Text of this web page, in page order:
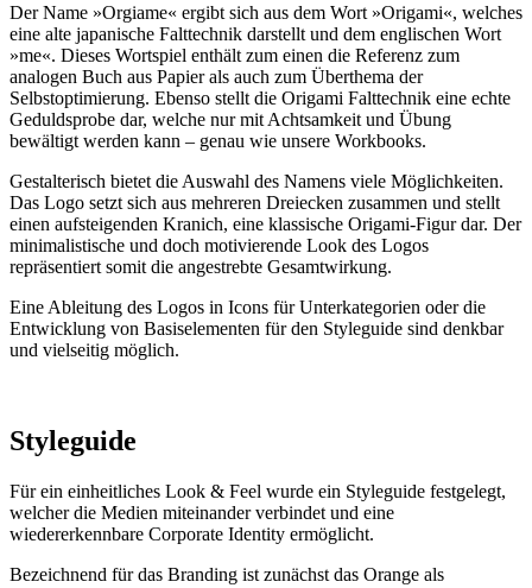
Der Name »Orgiame« ergibt sich aus dem Wort »Origami«, welches
eine alte japanische Falttechnik darstellt und dem englischen Wort
»me«. Dieses Wortspiel enthält zum einen die Referenz zum
analogen Buch aus Papier als auch zum Überthema der
Selbstoptimierung. Ebenso stellt die Origami Falttechnik eine echte
Geduldsprobe dar, welche nur mit Achtsamkeit und Übung
bewältigt werden kann – genau wie unsere Workbooks.
Gestalterisch bietet die Auswahl des Namens viele Möglichkeiten.
Das Logo setzt sich aus mehreren Dreiecken zusammen und stellt
einen aufsteigenden Kranich, eine klassische Origami-Figur dar. Der
minimalistische und doch motivierende Look des Logos
repräsentiert somit die angestrebte Gesamtwirkung.
Eine Ableitung des Logos in Icons für Unterkategorien oder die
Entwicklung von Basiselementen für den Styleguide sind denkbar
und vielseitig möglich.
Styleguide
Für ein einheitliches Look & Feel wurde ein Styleguide festgelegt,
welcher die Medien miteinander verbindet und eine
wiedererkennbare Corporate Identity ermöglicht.
Bezeichnend für das Branding ist zunächst das Orange als